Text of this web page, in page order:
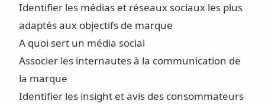
Identifier les médias et réseaux sociaux les plus
adaptés aux objectifs de marque
A quoi sert un média social
Associer les internautes à la communication de
la marque
Identifier les insight et avis des consommateurs